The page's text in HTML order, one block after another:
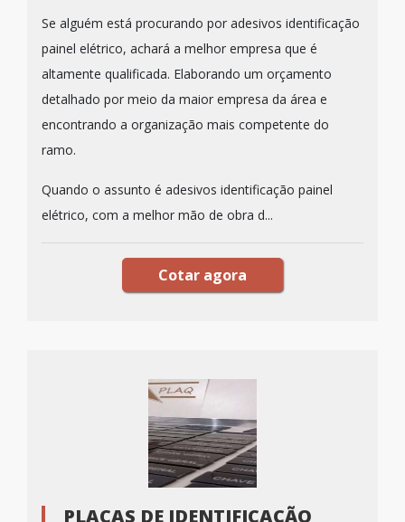
Se alguém está procurando por adesivos identificação
painel elétrico, achará a melhor empresa que é
altamente qualificada. Elaborando um orçamento
detalhado por meio da maior empresa da área e
encontrando a organização mais competente do
ramo.
Quando o assunto é adesivos identificação painel
elétrico, com a melhor mão de obra d...
Cotar agora
PLACAS DE IDENTIFICAÇÃO